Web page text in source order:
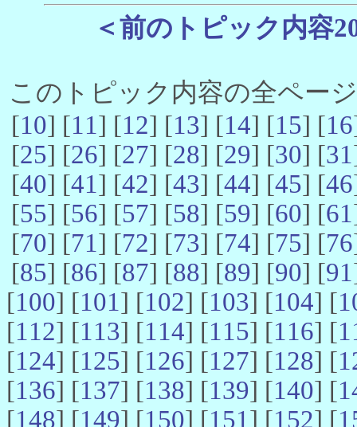
＜前のトピック内容
このトピック内容の全ペー
[10] [11] [12] [13] [14] [15] [16
[25] [26] [27] [28] [29] [30] [31
[40] [41] [42] [43] [44] [45] [46
[55] [56] [57] [58] [59] [60] [61
[70] [71] [72] [73] [74] [75] [76
[85] [86] [87] [88] [89] [90] [91
[100] [101] [102] [103] [104] [
[112] [113] [114] [115] [116] [
[124] [125] [126] [127] [128] [
[136] [137] [138] [139] [140] [
[148] [149] [150] [151] [152] [